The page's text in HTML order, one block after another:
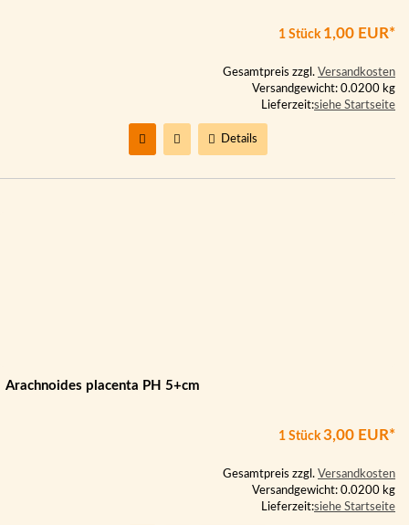
1 Stück 1,00 EUR*
Gesamtpreis zzgl. Versandkosten
Versandgewicht: 0.0200 kg
Lieferzeit:siehe Startseite
Details
Arachnoides placenta PH 5+cm
1 Stück 3,00 EUR*
Gesamtpreis zzgl. Versandkosten
Versandgewicht: 0.0200 kg
Lieferzeit:siehe Startseite